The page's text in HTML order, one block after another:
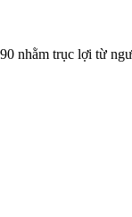
nhằm trục lợi từ